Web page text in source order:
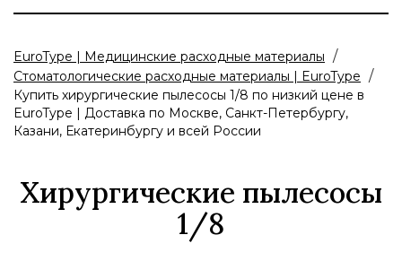
EuroType | Медицинские расходные материалы /
Стоматологические расходные материалы | EuroType /
Купить хирургические пылесосы 1/8 по низкий цене в
EuroType | Доставка по Москве, Санкт-Петербургу,
Казани, Екатеринбургу и всей России
Хирургические пылесосы
1/8